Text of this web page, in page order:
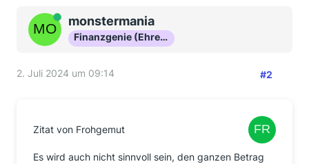
Onlinemonstermania
Finanzgenie (Ehrenmitglied)
2. Juli 2024 um 09:14 #2
Zitat von Frohgemut
Es wird auch nicht sinnvoll sein, den ganzen Betrag